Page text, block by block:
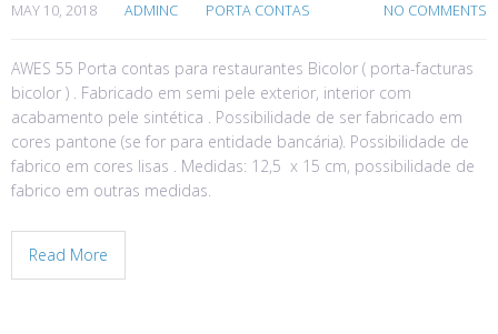
MAY 10, 2018 ADMINC PORTA CONTAS NO COMMENTS
AWES 55 Porta contas para restaurantes Bicolor ( porta-facturas
bicolor ) . Fabricado em semi pele exterior, interior com
acabamento pele sintética . Possibilidade de ser fabricado em
cores pantone (se for para entidade bancária). Possibilidade de
fabrico em cores lisas . Medidas: 12,5 x 15 cm, possibilidade de
fabrico em outras medidas.
Read More